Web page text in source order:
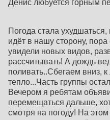
Денис любуется горным
Погода стала
идёт в нашу сторону,
увидели новых видов,
рассчитывать! А дождь
поливать..Сбегаем вниз,
тепло...Часть группы
Вечером я ребятам
перемещаться дальше,
смотря на погоду! На